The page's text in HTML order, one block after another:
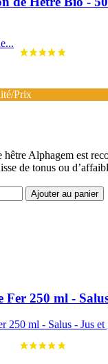
Prix
hêtre Alphagem est
de tonus ou
Ajouter au panier
250 ml -